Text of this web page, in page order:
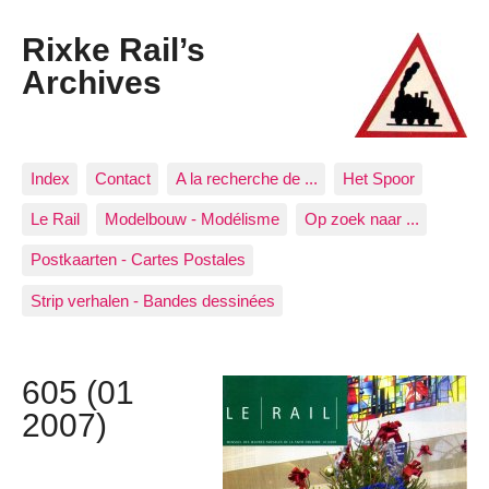
Rixke Rail’s
Archives
Index Contact A la recherche de ... Het Spoor
Le Rail Modelbouw - Modélisme Op zoek naar ...
Postkaarten - Cartes Postales
Strip verhalen - Bandes dessinées
605 (01
2007)